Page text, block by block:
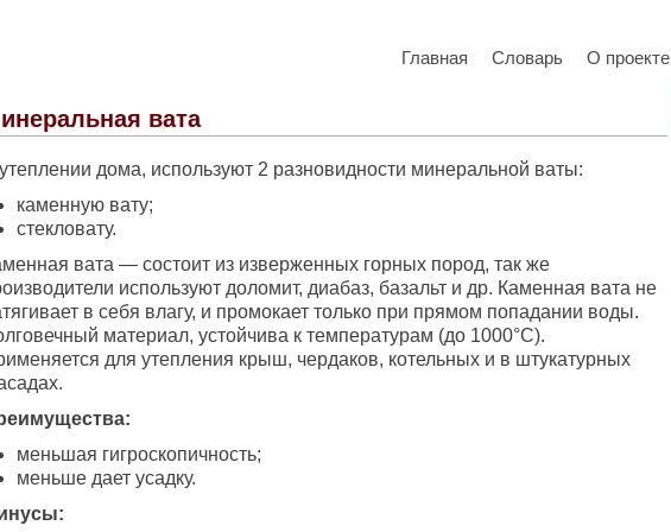
Главная Словарь О проекте
вата
дома, используют 2 разновидности минеральной ваты:
каменную вату;
стекловату.
вата — состоит из изверженных горных пород, так же
используют доломит, диабаз, базальт и др. Каменная вата не
в себя влагу, и промокает только при прямом попадании воды.
материал, устойчива к температурам (до 1000°С).
для утепления крыш, чердаков, котельных и в штукатурных
меньшая гигроскопичность;
меньше дает усадку.